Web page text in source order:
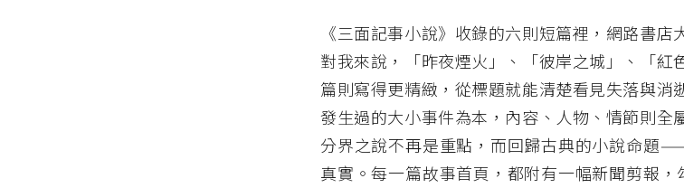
《三面記事小說》收錄的六則短篇裡，網路書店
對我來說，「昨夜煙火」、「彼岸之城」、「紅
篇則寫得更精緻，從標題就能清楚看見失落與消
發生過的大小事件為本，內容、人物、情節則全
分界之說不再是重點，而回歸古典的小說命題
真實。每一篇故事首頁，都附有一幅新聞剪報